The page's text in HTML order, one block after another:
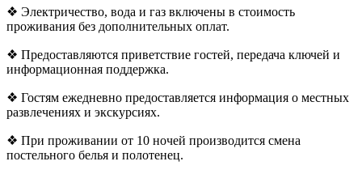
❖ Электричество, вода и газ включены в стоимость
проживания без дополнительных оплат.
❖ Предоставляются приветствие гостей, передача ключей и
информационная поддержка.
❖ Гостям ежедневно предоставляется информация о местных
развлечениях и экскурсиях.
❖ При проживании от 10 ночей производится смена
постельного белья и полотенец.